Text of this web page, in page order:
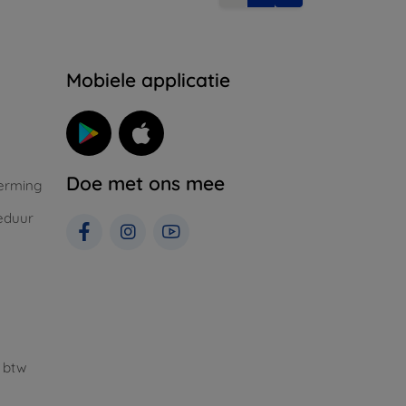
btw
Mobiele applicatie
Doe met ons mee